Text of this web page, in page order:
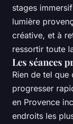
stages
lumière
créative, et à
ressortir toute
Les séances
Rien de tel
progresser
en Provence
endroits les